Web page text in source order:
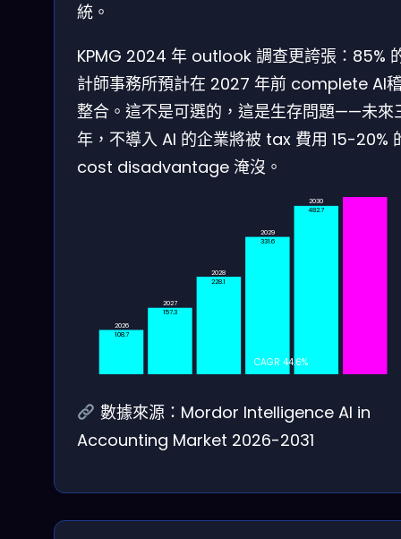
統。
KPMG 2024 年 outlook 調查更誇張：85%
計師事務所預計在 2027 年前 complete AI
整合。這不是可選的，這是生存問題——未來
年，不導入 AI 的企業將被 tax 費用 15-20%
cost disadvantage 淹沒。
2026
108.7
2027
157.3
2028
228.1
2029
331.6
2030
482.7
CAGR 44.6%
數據來源：Mordor Intelligence AI in
Accounting Market 2026-2031